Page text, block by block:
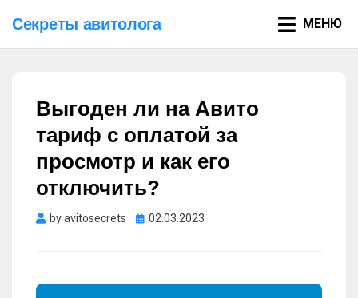
Секреты авитолога МЕНЮ
Выгоден ли на Авито
тариф с оплатой за
просмотр и как его
отключить?
byavitosecrets Опубликовано
02.03.2023